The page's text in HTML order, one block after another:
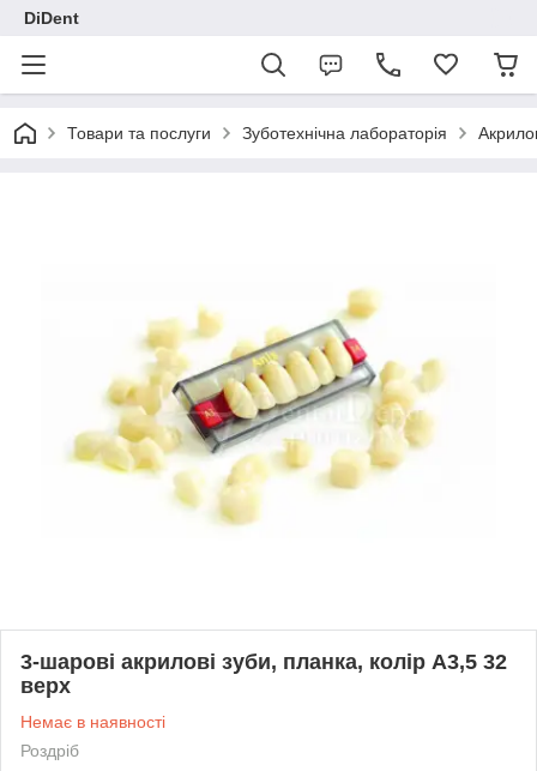
DiDent
Товари та послуги Зуботехнічна лабораторія
3-шарові акрилові зуби, планка, колір А3,5 32
верх
Немає в наявності
Роздріб